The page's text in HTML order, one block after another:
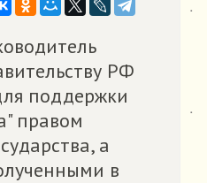
РФ
поддержки
правом
а
в
˙
˙